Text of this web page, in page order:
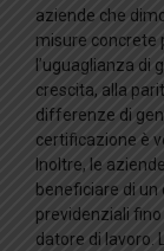
aziende che
misure concrete
l’uguaglianza di
crescita, alla
differenze di
certificazione è
Inoltre, le
beneficiare di
previdenziali
datore di lavoro.